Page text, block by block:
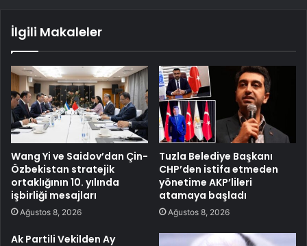
İlgili Makaleler
Wang Yi ve Saidov’dan Çin-
Özbekistan stratejik
ortaklığının 10. yılında
işbirliği mesajları
Ağustos 8, 2026
Tuzla Belediye Başkanı
CHP’den istifa etmeden
yönetime AKP’lileri
atamaya başladı
Ağustos 8, 2026
Ak Partili Vekilden Ay